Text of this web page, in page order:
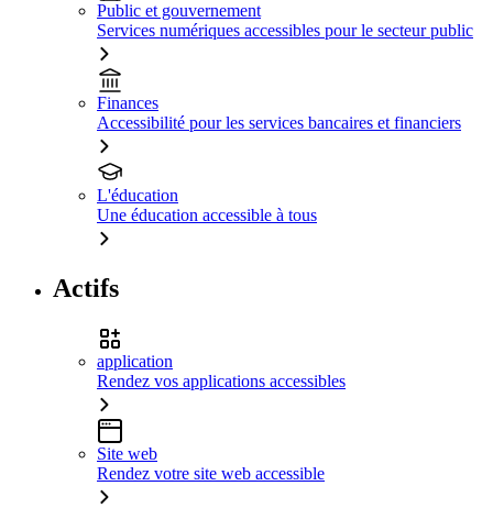
Public et gouvernement
Services numériques accessibles pour le secteur public
Finances
Accessibilité pour les services bancaires et financiers
L'éducation
Une éducation accessible à tous
Actifs
application
Rendez vos applications accessibles
Site web
Rendez votre site web accessible